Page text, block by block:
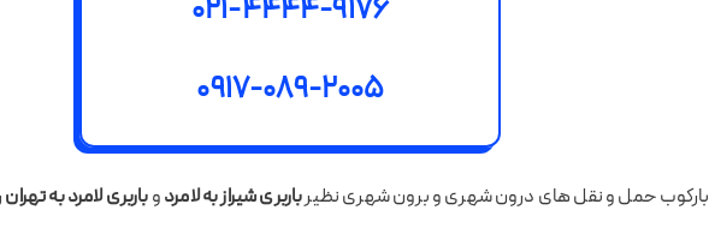
021-4444-9176
0917-089-2005
بارکوب حمل و نقل های درون شهری و برون شهری نظیرباربری شیراز به لامردوباربری لامرد به تهران